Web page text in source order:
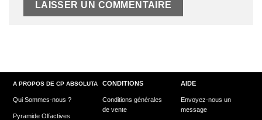
A PROPOS DE CP ABSOLUTA
Qui Sommes-nous ?
Pyramide Olfactives
CONDITIONS
Conditions générales
de vente
AIDE
Envoyez-nous un
message